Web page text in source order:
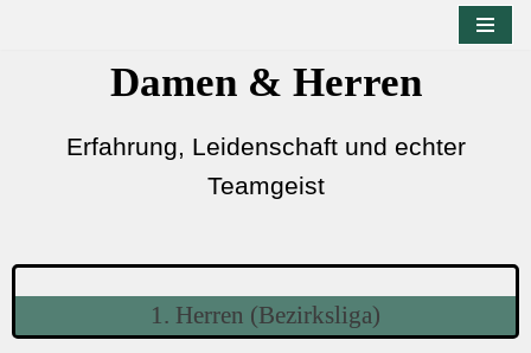
Damen & Herren
Erfahrung, Leidenschaft und echter
Teamgeist
1. Herren (Bezirksliga)